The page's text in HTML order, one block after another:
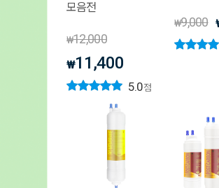
모음전
₩12,000
₩11,400
5.0점
₩9,000